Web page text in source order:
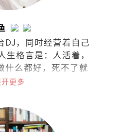
DJ，同时经营着自己
格言是：人活着，
什么都好，死不了就
更多